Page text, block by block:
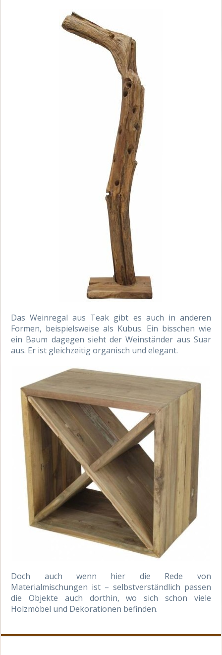
Das Weinregal aus Teak gibt es auch in anderen
Formen, beispielsweise als Kubus. Ein bisschen wie
ein Baum dagegen sieht der Weinständer aus Suar
aus. Er ist gleichzeitig organisch und elegant.
Doch auch wenn hier die Rede von
Materialmischungen ist – selbstverständlich passen
die Objekte auch dorthin, wo sich schon viele
Holzmöbel und Dekorationen befinden.